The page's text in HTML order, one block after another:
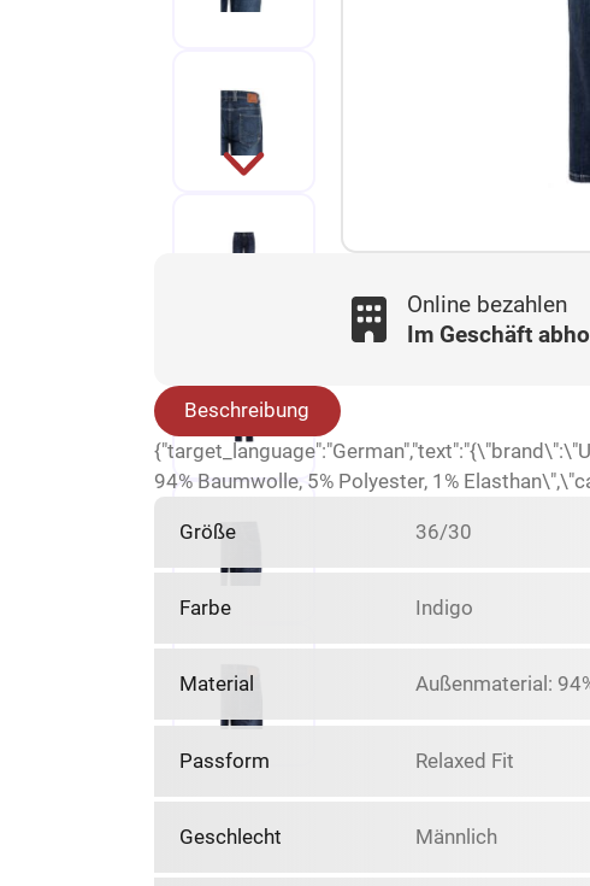
Online bezahlen
Im Geschäft
Beschreibung
94% Baumwolle, 5% Polyester, 1%
Größe 36/30
Farbe Indigo
Material Außenmaterial:
Passform Relaxed Fit
Geschlecht Männlich